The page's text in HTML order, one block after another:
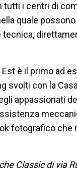
tutti i centri di
quale
è il primo ad
svolti con la
appassionati
fotografico che
Classic di via